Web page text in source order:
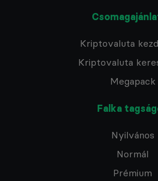
Kriptovaluta
Kriptovaluta
Megapack
Falka
Nyilvános
Normál
Prémium